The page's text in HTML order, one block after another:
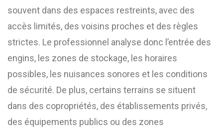
souvent dans des espaces restreints, avec des
accès limités, des voisins proches et des règles
strictes. Le professionnel analyse donc l’entrée des
engins, les zones de stockage, les horaires
possibles, les nuisances sonores et les conditions
de sécurité. De plus, certains terrains se situent
dans des copropriétés, des établissements privés,
des équipements publics ou des zones